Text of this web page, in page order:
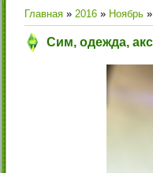
Главная » 2016 » Ноябрь »
Сим, одежда,